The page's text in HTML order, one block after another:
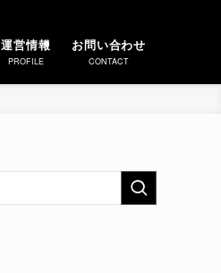
運営情報
PROFILE
お問い合わせ
CONTACT